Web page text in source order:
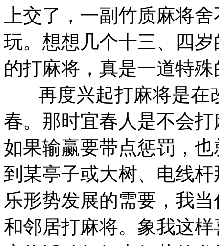
上交了，一副竹质麻将
玩。想想几个十三、四
的打麻将，真是一道特
再度兴起打麻将是在
春。那时宜春人是不会
如果输赢要带点惩罚，
到某亭子或大树、电线
乐形势发展的需要，我
和邻居打麻将。象我这